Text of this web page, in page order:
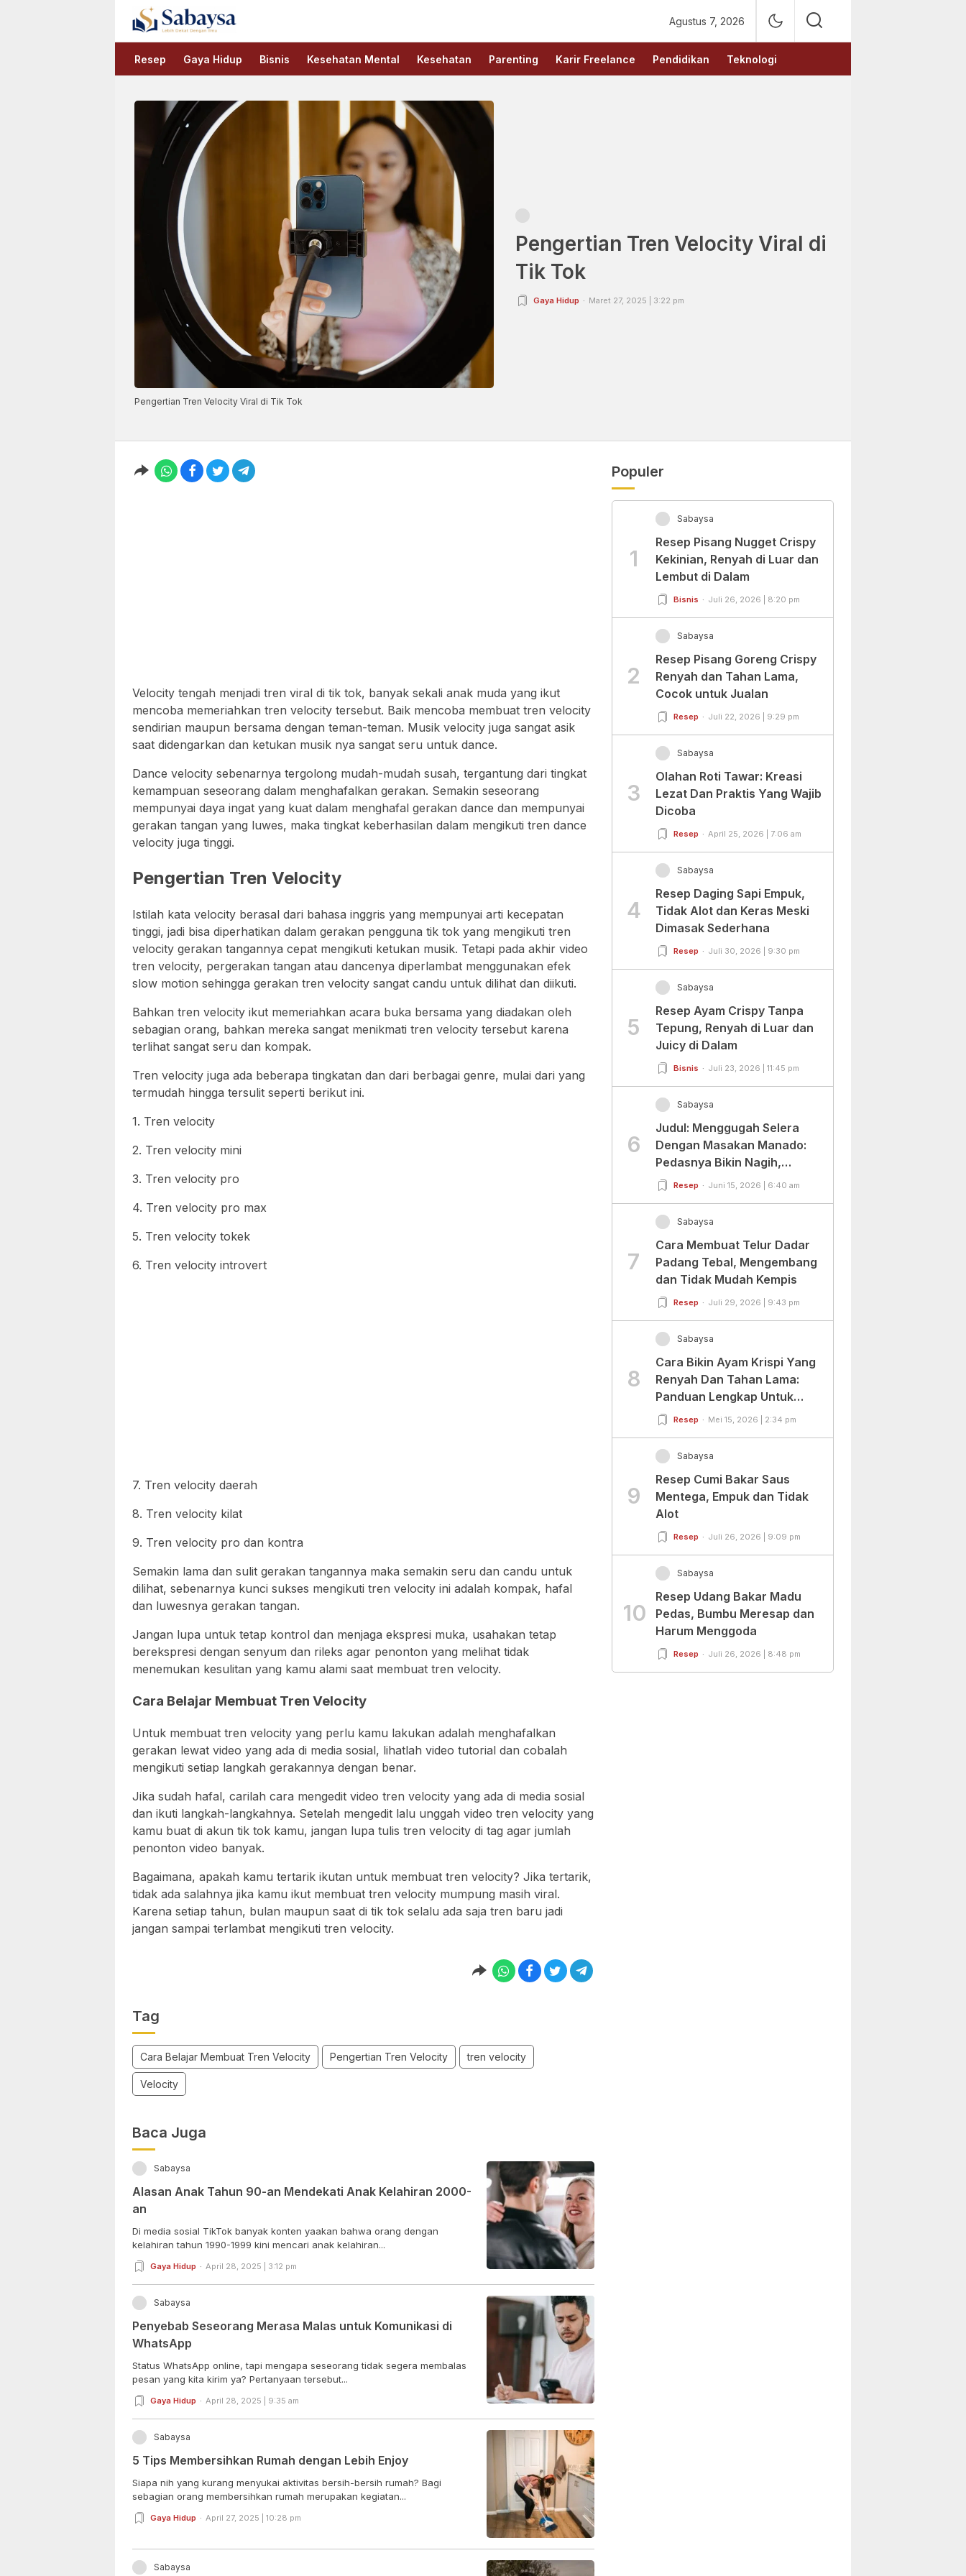
Sabaysa
Lebih Dekat Dengan Ilmu
Agustus 7, 2026
Resep Gaya Hidup Bisnis Kesehatan Mental Kesehatan Parenting Karir Freelance Pendidikan Teknologi
Pengertian Tren Velocity Viral di Tik Tok
Pengertian Tren Velocity Viral di
Tik Tok
Gaya Hidup Maret 27, 2025 | 3:22 pm
Velocity tengah menjadi tren viral di tik tok, banyak sekali anak muda yang ikut
mencoba memeriahkan tren velocity tersebut. Baik mencoba membuat tren velocity
sendirian maupun bersama dengan teman-teman. Musik velocity juga sangat asik
saat didengarkan dan ketukan musik nya sangat seru untuk dance.
Dance velocity sebenarnya tergolong mudah-mudah susah, tergantung dari tingkat
kemampuan seseorang dalam menghafalkan gerakan. Semakin seseorang
mempunyai daya ingat yang kuat dalam menghafal gerakan dance dan mempunyai
gerakan tangan yang luwes, maka tingkat keberhasilan dalam mengikuti tren dance
velocity juga tinggi.
Pengertian Tren Velocity
Istilah kata velocity berasal dari bahasa inggris yang mempunyai arti kecepatan
tinggi, jadi bisa diperhatikan dalam gerakan pengguna tik tok yang mengikuti tren
velocity gerakan tangannya cepat mengikuti ketukan musik. Tetapi pada akhir video
tren velocity, pergerakan tangan atau dancenya diperlambat menggunakan efek
slow motion sehingga gerakan tren velocity sangat candu untuk dilihat dan diikuti.
Bahkan tren velocity ikut memeriahkan acara buka bersama yang diadakan oleh
sebagian orang, bahkan mereka sangat menikmati tren velocity tersebut karena
terlihat sangat seru dan kompak.
Tren velocity juga ada beberapa tingkatan dan dari berbagai genre, mulai dari yang
termudah hingga tersulit seperti berikut ini.
1. Tren velocity
2. Tren velocity mini
3. Tren velocity pro
4. Tren velocity pro max
5. Tren velocity tokek
6. Tren velocity introvert
7. Tren velocity daerah
8. Tren velocity kilat
9. Tren velocity pro dan kontra
Semakin lama dan sulit gerakan tangannya maka semakin seru dan candu untuk
dilihat, sebenarnya kunci sukses mengikuti tren velocity ini adalah kompak, hafal
dan luwesnya gerakan tangan.
Jangan lupa untuk tetap kontrol dan menjaga ekspresi muka, usahakan tetap
berekspresi dengan senyum dan rileks agar penonton yang melihat tidak
menemukan kesulitan yang kamu alami saat membuat tren velocity.
Cara Belajar Membuat Tren Velocity
Untuk membuat tren velocity yang perlu kamu lakukan adalah menghafalkan
gerakan lewat video yang ada di media sosial, lihatlah video tutorial dan cobalah
mengikuti setiap langkah gerakannya dengan benar.
Jika sudah hafal, carilah cara mengedit video tren velocity yang ada di media sosial
dan ikuti langkah-langkahnya. Setelah mengedit lalu unggah video tren velocity yang
kamu buat di akun tik tok kamu, jangan lupa tulis tren velocity di tag agar jumlah
penonton video banyak.
Bagaimana, apakah kamu tertarik ikutan untuk membuat tren velocity? Jika tertarik,
tidak ada salahnya jika kamu ikut membuat tren velocity mumpung masih viral.
Karena setiap tahun, bulan maupun saat di tik tok selalu ada saja tren baru jadi
jangan sampai terlambat mengikuti tren velocity.
Tag
Cara Belajar Membuat Tren Velocity Pengertian Tren Velocity tren velocity
Velocity
Baca Juga
Sabaysa
Alasan Anak Tahun 90-an Mendekati Anak Kelahiran 2000-
an
Di media sosial TikTok banyak konten yaakan bahwa orang dengan
kelahiran tahun 1990-1999 kini mencari anak kelahiran...
Gaya Hidup April 28, 2025 | 3:12 pm
Sabaysa
Penyebab Seseorang Merasa Malas untuk Komunikasi di
WhatsApp
Status WhatsApp online, tapi mengapa seseorang tidak segera membalas
pesan yang kita kirim ya? Pertanyaan tersebut...
Gaya Hidup April 28, 2025 | 9:35 am
Sabaysa
5 Tips Membersihkan Rumah dengan Lebih Enjoy
Siapa nih yang kurang menyukai aktivitas bersih-bersih rumah? Bagi
sebagian orang membersihkan rumah merupakan kegiatan...
Gaya Hidup April 27, 2025 | 10:28 pm
Sabaysa
Populer
1
Sabaysa
Resep Pisang Nugget Crispy
Kekinian, Renyah di Luar dan
Lembut di Dalam
Bisnis Juli 26, 2026 | 8:20 pm
2
Sabaysa
Resep Pisang Goreng Crispy
Renyah dan Tahan Lama,
Cocok untuk Jualan
Resep Juli 22, 2026 | 9:29 pm
3
Sabaysa
Olahan Roti Tawar: Kreasi
Lezat Dan Praktis Yang Wajib
Dicoba
Resep April 25, 2026 | 7:06 am
4
Sabaysa
Resep Daging Sapi Empuk,
Tidak Alot dan Keras Meski
Dimasak Sederhana
Resep Juli 30, 2026 | 9:30 pm
5
Sabaysa
Resep Ayam Crispy Tanpa
Tepung, Renyah di Luar dan
Juicy di Dalam
Bisnis Juli 23, 2026 | 11:45 pm
6
Sabaysa
Judul: Menggugah Selera
Dengan Masakan Manado:
Pedasnya Bikin Nagih,
Ragamnya Bikin Ketagihan!
Resep Juni 15, 2026 | 6:40 am
7
Sabaysa
Cara Membuat Telur Dadar
Padang Tebal, Mengembang
dan Tidak Mudah Kempis
Resep Juli 29, 2026 | 9:43 pm
8
Sabaysa
Cara Bikin Ayam Krispi Yang
Renyah Dan Tahan Lama:
Panduan Lengkap Untuk
Pemula Dan Profesional
Resep Mei 15, 2026 | 2:34 pm
9
Sabaysa
Resep Cumi Bakar Saus
Mentega, Empuk dan Tidak
Alot
Resep Juli 26, 2026 | 9:09 pm
10
Sabaysa
Resep Udang Bakar Madu
Pedas, Bumbu Meresap dan
Harum Menggoda
Resep Juli 26, 2026 | 8:48 pm